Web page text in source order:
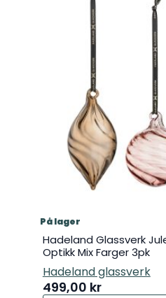
På lager
Hadeland Glassverk
Optikk Mix Farger 3pk
Hadeland glassverk
499,00 kr